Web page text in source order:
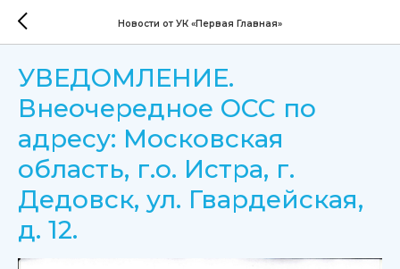
Новости от УК «Первая Главная»
УВЕДОМЛЕНИЕ.
Внеочередное ОСС по
адресу: Московская
область, г.о. Истра, г.
Дедовск, ул. Гвардейская,
д. 12.